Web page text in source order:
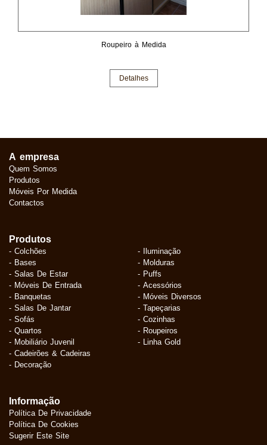
Roupeiro à Medida
Detalhes
A empresa
Quem Somos
Produtos
Móveis Por Medida
Contactos
Produtos
- Colchões
- Bases
- Salas De Estar
- Móveis De Entrada
- Banquetas
- Salas De Jantar
- Sofás
- Quartos
- Mobiliário Juvenil
- Cadeirões & Cadeiras
- Decoração
- Iluminação
- Molduras
- Puffs
- Acessórios
- Móveis Diversos
- Tapeçarias
- Cozinhas
- Roupeiros
- Linha Gold
Informação
Política De Privacidade
Política De Cookies
Sugerir Este Site